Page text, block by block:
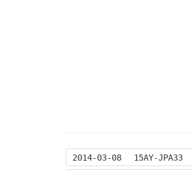
2014-03-08 15AY-JPA33